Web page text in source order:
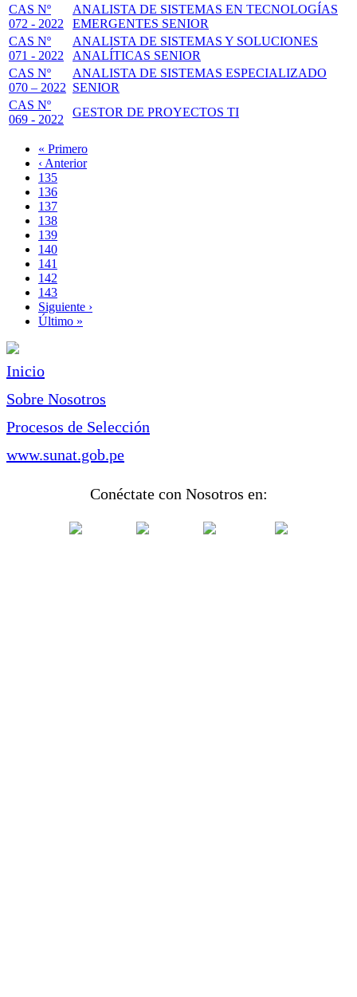
CAS Nº
072 - 2022
ANALISTA DE SISTEMAS EN TECNOLOGÍAS
EMERGENTES SENIOR
CAS Nº
071 - 2022
ANALISTA DE SISTEMAS Y SOLUCIONES
ANALÍTICAS SENIOR
CAS Nº
070 – 2022
ANALISTA DE SISTEMAS ESPECIALIZADO
SENIOR
CAS Nº
069 - 2022
GESTOR DE PROYECTOS TI
Paginación
Primera
página
« Primero
Página
anterior
‹ Anterior
Page
135
Page
136
Page
137
Page
138
Página
actual
139
Page
140
Page
141
Page
142
Page
143
Siguiente
página
Siguiente ›
Última
Último »
Inicio
Sobre Nosotros
Procesos de Selección
www.sunat.gob.pe
Conéctate con Nosotros en: